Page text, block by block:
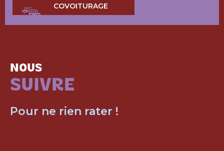
COVOITURAGE
NOUS
SUIVRE
Pour ne rien rater !